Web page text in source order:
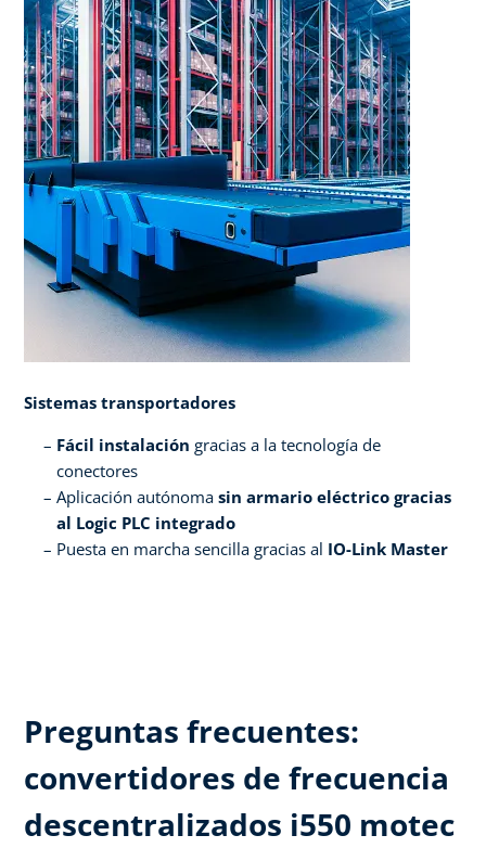
Sistemas transportadores
Fácil instalación gracias a la tecnología de
conectores​
Aplicación autónoma sin armario eléctrico gracias
al Logic PLC integrado​
Puesta en marcha sencilla gracias al IO-Link Master
Preguntas frecuentes:
convertidores de frecuencia
descentralizados i550 motec